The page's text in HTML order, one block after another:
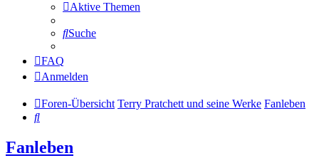
Aktive Themen
Suche
FAQ
Anmelden
Foren-Übersicht Terry Pratchett und seine Werke Fanleben
Suche
Fanleben